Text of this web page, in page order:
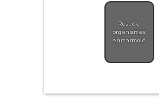
Rest de
organismes
enmarmolé